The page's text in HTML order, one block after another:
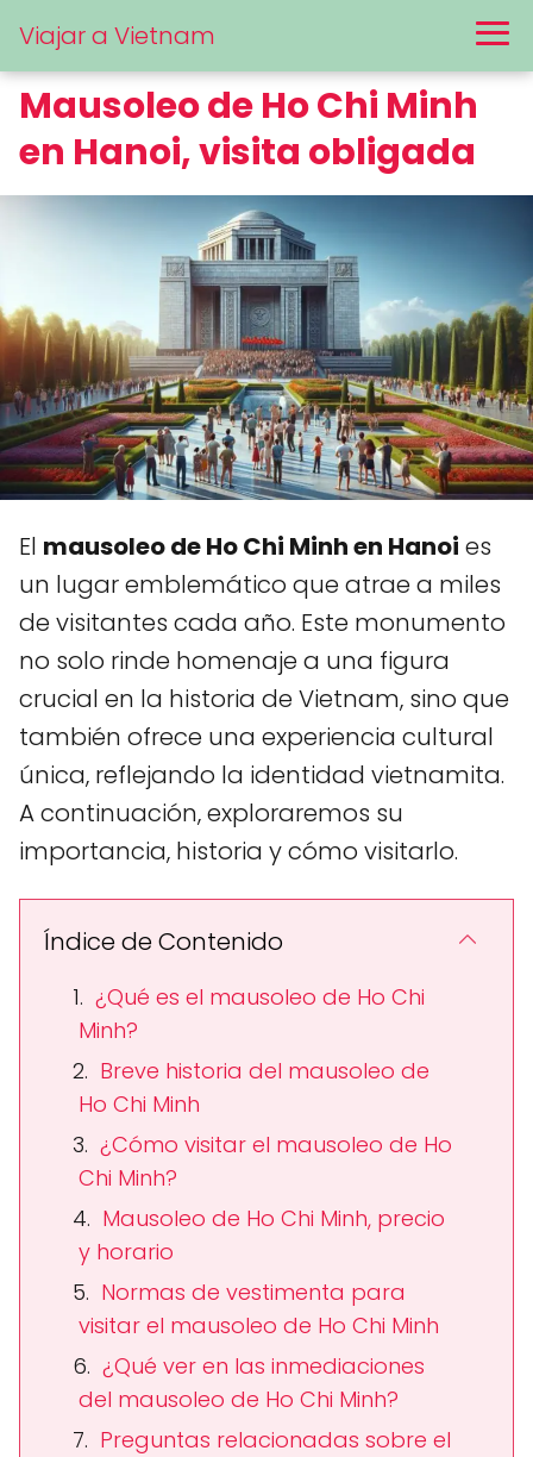
Viajar a Vietnam
Mausoleo de Ho Chi Minh
en Hanoi, visita obligada
El mausoleo de Ho Chi Minh en Hanoi es
un lugar emblemático que atrae a miles
de visitantes cada año. Este monumento
no solo rinde homenaje a una figura
crucial en la historia de Vietnam, sino que
también ofrece una experiencia cultural
única, reflejando la identidad vietnamita.
A continuación, exploraremos su
importancia, historia y cómo visitarlo.
Índice de Contenido
¿Qué es el mausoleo de Ho Chi
Minh?
Breve historia del mausoleo de
Ho Chi Minh
¿Cómo visitar el mausoleo de Ho
Chi Minh?
Mausoleo de Ho Chi Minh, precio
y horario
Normas de vestimenta para
visitar el mausoleo de Ho Chi Minh
¿Qué ver en las inmediaciones
del mausoleo de Ho Chi Minh?
Preguntas relacionadas sobre el